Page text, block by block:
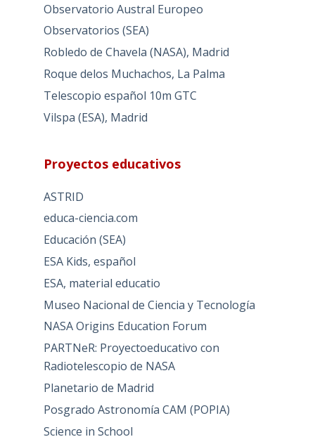
Observatorio Austral Europeo
Observatorios (SEA)
Robledo de Chavela (NASA), Madrid
Roque delos Muchachos, La Palma
Telescopio español 10m GTC
Vilspa (ESA), Madrid
Proyectos educativos
ASTRID
educa-ciencia.com
Educación (SEA)
ESA Kids, español
ESA, material educatio
Museo Nacional de Ciencia y Tecnología
NASA Origins Education Forum
PARTNeR: Proyectoeducativo con
Radiotelescopio de NASA
Planetario de Madrid
Posgrado Astronomía CAM (POPIA)
Science in School